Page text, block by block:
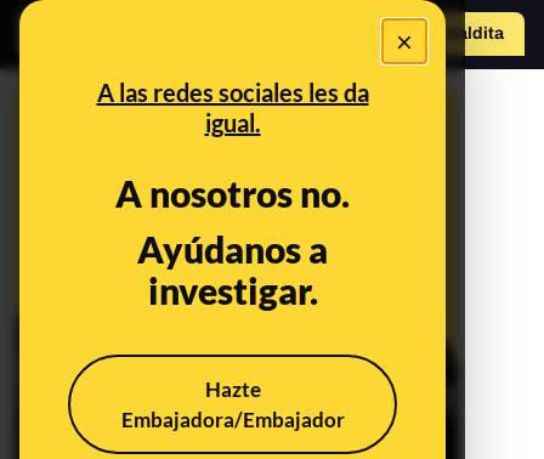
×
A las redes sociales les da
igual.
A nosotros no.
Ayúdanos a
investigar.
Hazte
Embajadora/Embajador
Hazte Maldit o
a